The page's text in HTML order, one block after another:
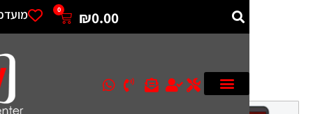
₪ מועדפים